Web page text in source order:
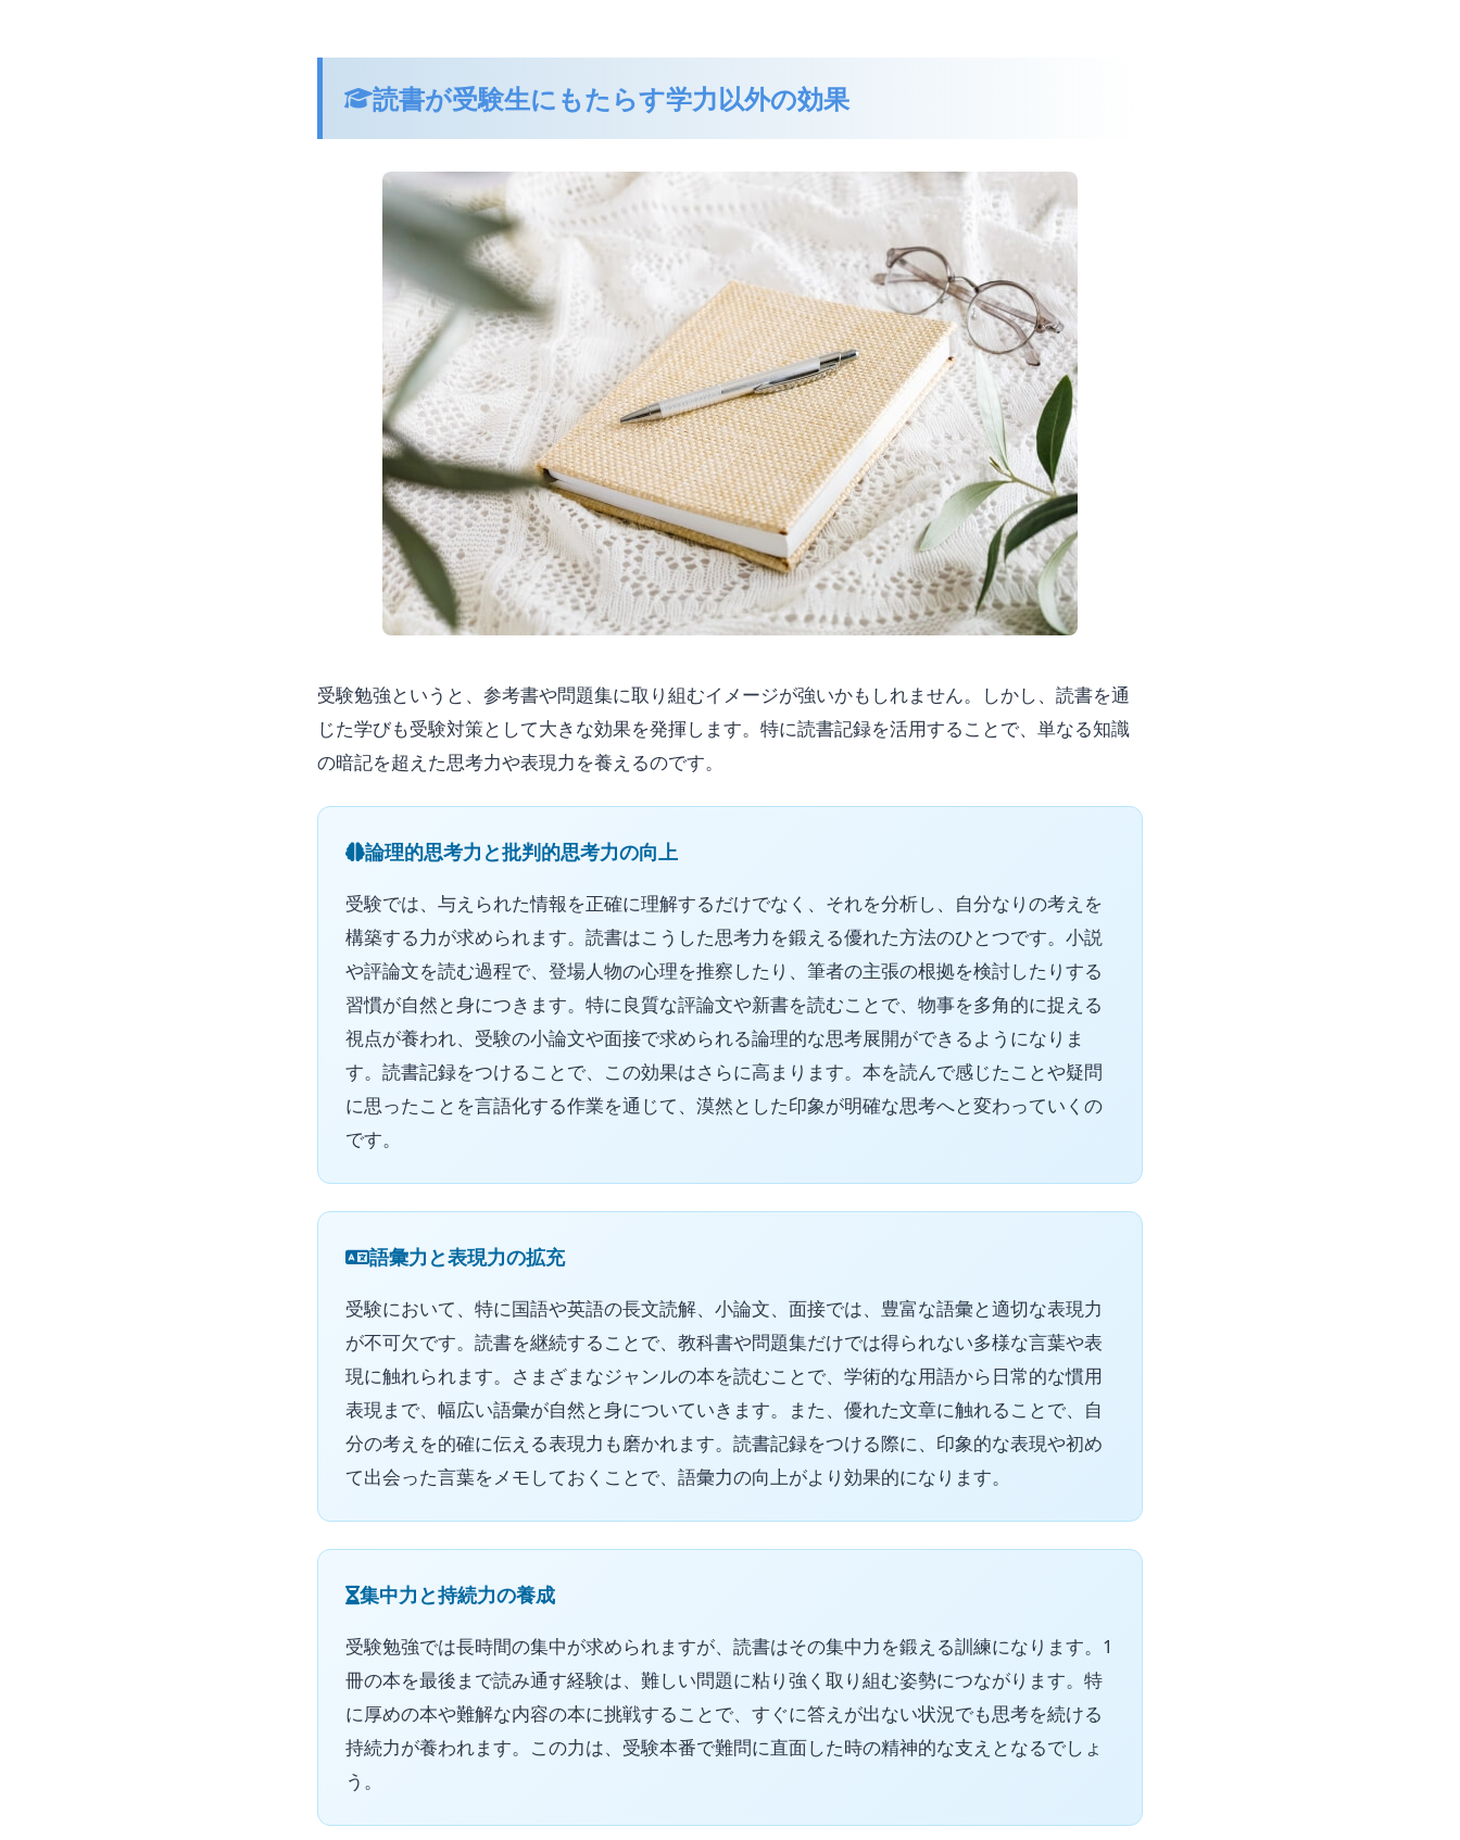
読書が受験生にもたらす学力以外の効果
受験勉強というと、参考書や問題集に取り組むイメージが強いかもしれません。しかし、読書を通
じた学びも受験対策として大きな効果を発揮します。特に読書記録を活用することで、単なる知識
の暗記を超えた思考力や表現力を養えるのです。
論理的思考力と批判的思考力の向上
受験では、与えられた情報を正確に理解するだけでなく、それを分析し、自分なりの考えを
構築する力が求められます。読書はこうした思考力を鍛える優れた方法のひとつです。小説
や評論文を読む過程で、登場人物の心理を推察したり、筆者の主張の根拠を検討したりする
習慣が自然と身につきます。特に良質な評論文や新書を読むことで、物事を多角的に捉える
視点が養われ、受験の小論文や面接で求められる論理的な思考展開ができるようになりま
す。読書記録をつけることで、この効果はさらに高まります。本を読んで感じたことや疑問
に思ったことを言語化する作業を通じて、漠然とした印象が明確な思考へと変わっていくの
です。
語彙力と表現力の拡充
受験において、特に国語や英語の長文読解、小論文、面接では、豊富な語彙と適切な表現力
が不可欠です。読書を継続することで、教科書や問題集だけでは得られない多様な言葉や表
現に触れられます。さまざまなジャンルの本を読むことで、学術的な用語から日常的な慣用
表現まで、幅広い語彙が自然と身についていきます。また、優れた文章に触れることで、自
分の考えを的確に伝える表現力も磨かれます。読書記録をつける際に、印象的な表現や初め
て出会った言葉をメモしておくことで、語彙力の向上がより効果的になります。
集中力と持続力の養成
受験勉強では長時間の集中が求められますが、読書はその集中力を鍛える訓練になります。1
冊の本を最後まで読み通す経験は、難しい問題に粘り強く取り組む姿勢につながります。特
に厚めの本や難解な内容の本に挑戦することで、すぐに答えが出ない状況でも思考を続ける
持続力が養われます。この力は、受験本番で難問に直面した時の精神的な支えとなるでしょ
う。